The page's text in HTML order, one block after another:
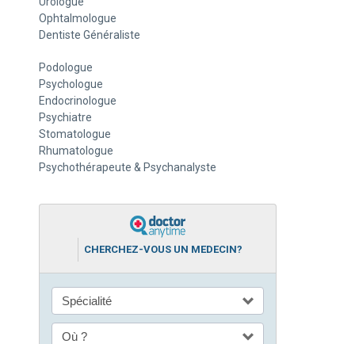
Ophtalmologue
Dentiste Généraliste
Podologue
Psychologue
Endocrinologue
Psychiatre
Stomatologue
Rhumatologue
Psychothérapeute & Psychanalyste
CHERCHEZ-VOUS UN MEDECIN?